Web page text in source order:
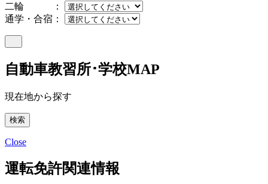
二輪 ：
通学・合宿：
自動車教習所･学校MAP
現在地から探す
Close
運転免許関連情報